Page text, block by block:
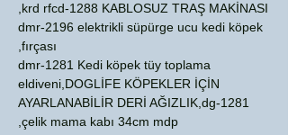
krd rfcd-1288 KABLOSUZ TRAŞ MAKİNASI,
dmr-2196 elektrikli süpürge ucu kedi köpek
fırçası,
dmr-1281 Kedi köpek tüy toplama
eldiveni,DOGLİFE KÖPEKLER İÇİN
AYARLANABİLİR DERİ AĞIZLIK,dg-1281
çelik mama kabı 34cm mdp,